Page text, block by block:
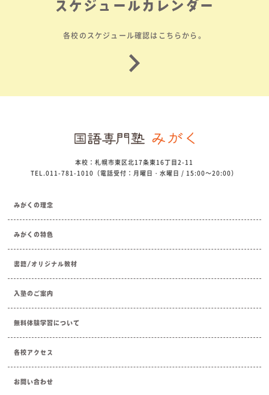
スケジュールカレンダー
各校のスケジュール確認はこちらから。
本校：札幌市東区北17条東16丁目2-11
TEL.011-781-1010（電話受付：月曜日・水曜日 / 15:00～20:00）
みがくの理念
みがくの特色
書籍/オリジナル教材
入塾のご案内
無料体験学習について
各校アクセス
お問い合わせ